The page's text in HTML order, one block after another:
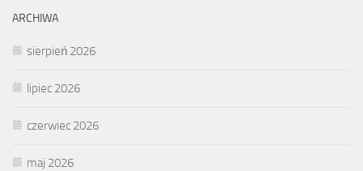
ARCHIWA
sierpień 2026
lipiec 2026
czerwiec 2026
maj 2026